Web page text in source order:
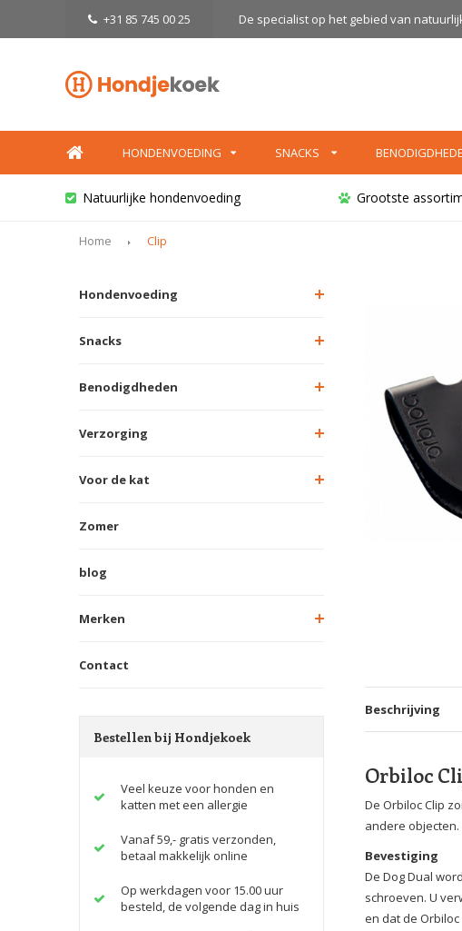
+31 85 745 00 25 De specialist op het gebied van
HONDENVOEDING SNACKS
Natuurlijke hondenvoeding Grootste
Home Clip
Hondenvoeding
Snacks
Benodigdheden
Verzorging
Voor de kat
Zomer
blog
Merken
Contact
Bestellen bij Hondjekoek
Veel keuze voor honden en
katten met een allergie
Vanaf 59,- gratis verzonden,
betaal makkelijk online
Op werkdagen voor 15.00 uur
besteld, de volgende dag in huis
Beschrijving
Orbiloc
De Orbiloc Clip
andere objecten.
Bevestiging
De Dog Dual
schroeven. U
en dat de